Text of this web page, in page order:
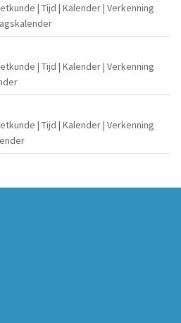
| Tijd | Kalender | Verkenning
| Tijd | Kalender | Verkenning
| Tijd | Kalender | Verkenning